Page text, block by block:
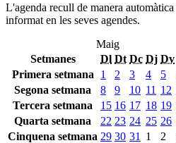
L'agenda recull de manera
informat en les seves agendes.
Maig
Setmanes
Dl Dt Dc Dj Dv
Primera setmana
1 2 3 4 5
Segona setmana
8 9 10 11 12
Tercera setmana
15 16 17 18 19
Quarta setmana
22 23 24 25 26
Cinquena setmana 29 30 31 1 2